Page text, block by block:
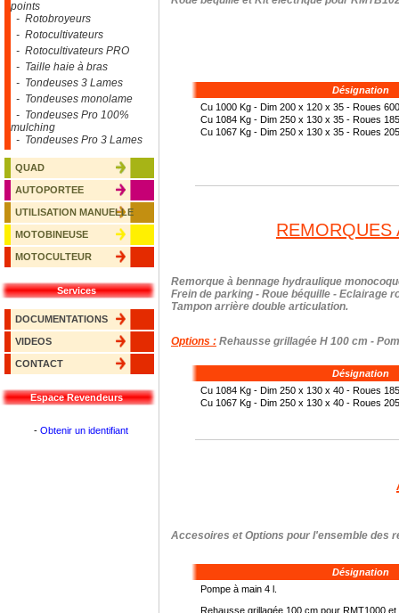
points
- Rotobroyeurs
- Rotocultivateurs
- Rotocultivateurs PRO
- Taille haie à bras
- Tondeuses 3 Lames
- Tondeuses monolame
- Tondeuses Pro 100%
mulching
- Tondeuses Pro 3 Lames
QUAD
AUTOPORTEE
UTILISATION MANUELLE
MOTOBINEUSE
MOTOCULTEUR
Services
DOCUMENTATIONS
VIDEOS
CONTACT
Espace Revendeurs
- Obtenir un identifiant
Désignation
Cu 1000 Kg - Dim 200 x 120 x 35 - Roues
Cu 1084 Kg - Dim 250 x 130 x 35 - Roues
Cu 1067 Kg - Dim 250 x 130 x 35 - Roues
REMORQUES
Remorque à bennage hydraulique
Frein de parking - Roue béquille - Eclairage
Tampon arrière double articulation.
Options : Rehausse grillagée H 100 cm -
Désignation
Cu 1084 Kg - Dim 250 x 130 x 40 - Roues
Cu 1067 Kg - Dim 250 x 130 x 40 - Roues
Accesoires et Options pour l'ensemble des
Désignation
Pompe à main 4 l.
Rehausse grillagée 100 cm pour RMT1000 et